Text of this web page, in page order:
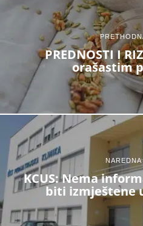
PREDNOSTI I
orašastim
KCUS: Nema
biti izmještene